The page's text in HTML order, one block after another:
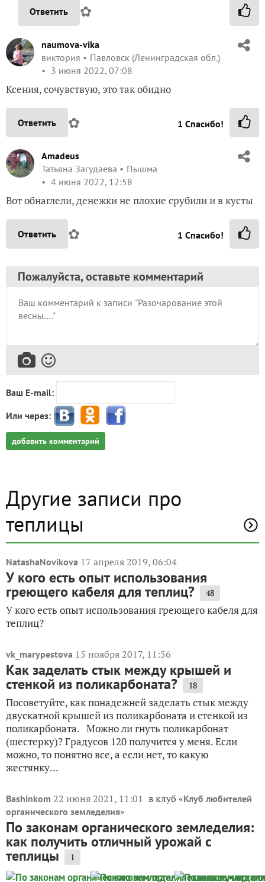
Ответить ✿
naumova-vika
виктория
Павловск (Ленинградская обл.)
3 июня 2022, 07:08
Ксения, сочувствую, это так обидно
Ответить ✿ 1 Спасибо!
Amadeus
Татьяна Загудаева
Пышма
4 июня 2022, 12:58
Вот обнаглели, денежки не плохие срубили и в кусты
Ответить ✿ 1 Спасибо!
Пожалуйста, оставьте комментарий
Ваш E-mail:
Или через:
добавить комментарий
Другие записи про
теплицы
NatashaNovikova 17 апреля 2019, 06:04
У кого есть опыт использования
греющего кабеля для теплиц? 48
У кого есть опыт использования греющего кабеля для
теплиц?
vk_marypestova 15 ноября 2017, 11:56
Как заделать стык между крышей и
стенкой из поликарбоната? 18
Посоветуйте, как понадежней заделать стык между
двускатной крышей из поликарбоната и стенкой из
поликарбоната. Можно ли гнуть поликарбонат
(шестерку)? Градусов 120 получится у меня. Если
можно, то понятно все, а если нет, то какую
жестянку...
Bashinkom 22 июня 2021, 11:01 в клуб «Клуб любителей
органического земледелия»
По законам органического земледелия:
как получить отличный урожай с
теплицы 1